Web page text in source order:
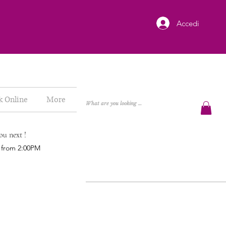
Accedi
Online More
next !
2:00PM